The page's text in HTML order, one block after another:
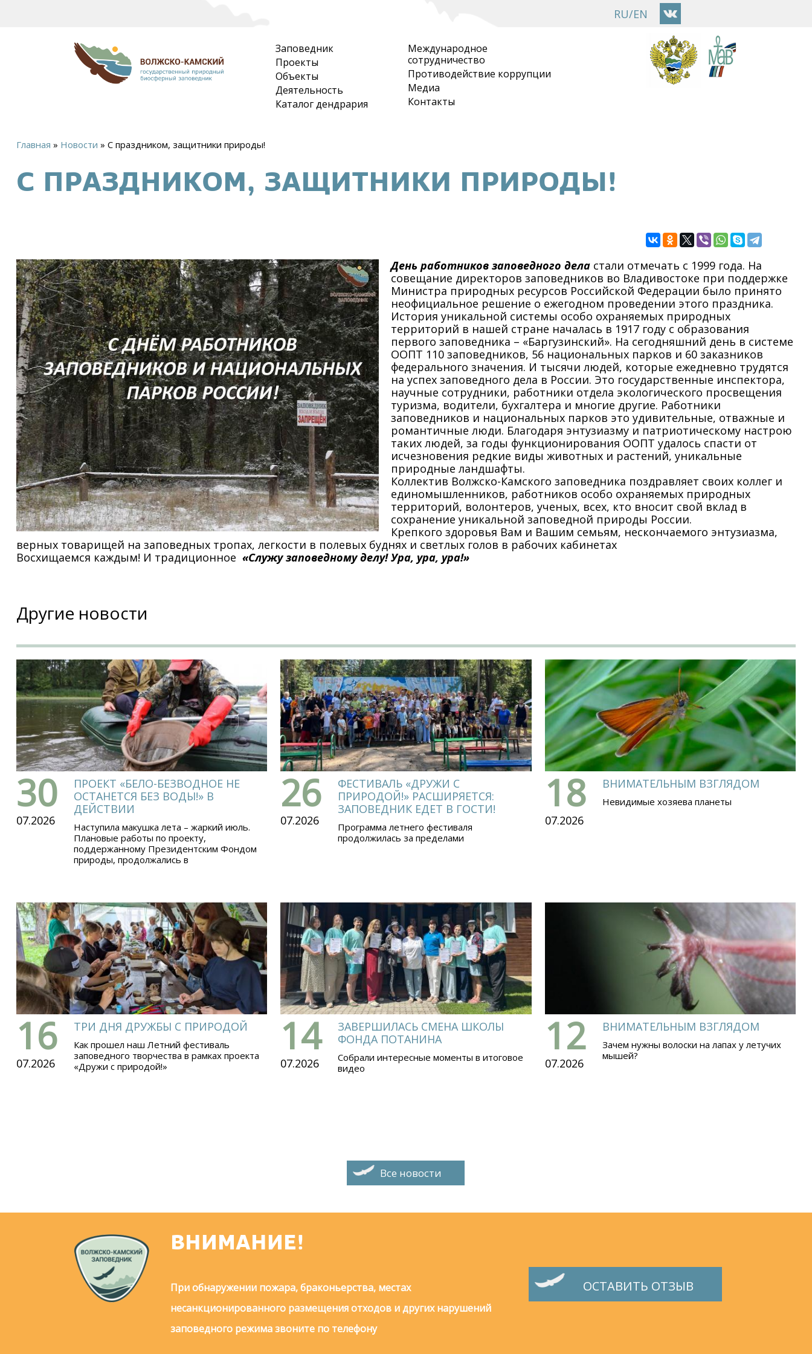
RU/EN
Заповедник
Проекты
Объекты
Деятельность
Каталог дендрария
Международное
сотрудничество
Противодействие коррупции
Медиа
Контакты
здесь
Главная » Новости » С праздником, защитники природы!
С ПРАЗДНИКОМ, ЗАЩИТНИКИ ПРИРОДЫ!
День работников заповедного дела стали отмечать с 1999 года. На
совещание директоров заповедников во Владивостоке при поддержке
Министра природных ресурсов Российской Федерации было принято
неофициальное решение о ежегодном проведении этого праздника.
История уникальной системы особо охраняемых природных
территорий в нашей стране началась в 1917 году с образования
первого заповедника – «Баргузинский». На сегодняшний день в системе
ООПТ 110 заповедников, 56 национальных парков и 60 заказников
федерального значения. И тысячи людей, которые ежедневно трудятся
на успех заповедного дела в России. Это государственные инспектора,
научные сотрудники, работники отдела экологического просвещения
туризма, водители, бухгалтера и многие другие. Работники
заповедников и национальных парков это удивительные, отважные и
романтичные люди. Благодаря энтузиазму и патриотическому настрою
таких людей, за годы функционирования ООПТ удалось спасти от
исчезновения редкие виды животных и растений, уникальные
природные ландшафты.
Коллектив Волжско-Камского заповедника поздравляет своих коллег и
единомышленников, работников особо охраняемых природных
территорий, волонтеров, ученых, всех, кто вносит свой вклад в
сохранение уникальной заповедной природы России.
Крепкого здоровья Вам и Вашим семьям, нескончаемого энтузиазма,
верных товарищей на заповедных тропах, легкости в полевых буднях и светлых голов в рабочих кабинетах
Восхищаемся каждым! И традиционное «Служу заповедному делу! Ура, ура, ура!»
Другие новости
30
07.2026
ПРОЕКТ «БЕЛО-БЕЗВОДНОЕ НЕ
ОСТАНЕТСЯ БЕЗ ВОДЫ!» В
ДЕЙСТВИИ
Наступила макушка лета – жаркий июль.
Плановые работы по проекту,
поддержанному Президентским Фондом
природы, продолжались в
26
07.2026
ФЕСТИВАЛЬ «ДРУЖИ С
ПРИРОДОЙ!» РАСШИРЯЕТСЯ:
ЗАПОВЕДНИК ЕДЕТ В ГОСТИ!
Программа летнего фестиваля
продолжилась за пределами
18
07.2026
ВНИМАТЕЛЬНЫМ ВЗГЛЯДОМ
Невидимые хозяева планеты
16
07.2026
ТРИ ДНЯ ДРУЖБЫ С ПРИРОДОЙ
Как прошел наш Летний фестиваль
заповедного творчества в рамках проекта
«Дружи с природой!»
14
07.2026
ЗАВЕРШИЛАСЬ СМЕНА ШКОЛЫ
ФОНДА ПОТАНИНА
Собрали интересные моменты в итоговое
видео
12
07.2026
ВНИМАТЕЛЬНЫМ ВЗГЛЯДОМ
Зачем нужны волоски на лапах у летучих
мышей?
Все новости
ВНИМАНИЕ!
При обнаружении пожара, браконьерства, местах
несанкционированного размещения отходов и других нарушений
заповедного режима звоните по телефону
ОСТАВИТЬ ОТЗЫВ